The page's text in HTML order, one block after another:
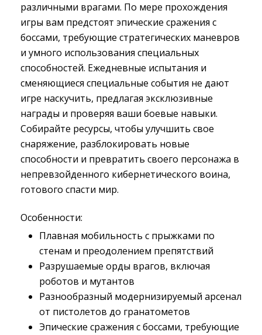
различными врагами. По мере прохождения
игры вам предстоят эпические сражения с
боссами, требующие стратегических маневров
и умного использования специальных
способностей. Ежедневные испытания и
сменяющиеся специальные события не дают
игре наскучить, предлагая эксклюзивные
награды и проверяя ваши боевые навыки.
Собирайте ресурсы, чтобы улучшить свое
снаряжение, разблокировать новые
способности и превратить своего персонажа в
непревзойденного кибернетического воина,
готового спасти мир.
Особенности:
Плавная мобильность с прыжками по
стенам и преодолением препятствий
Разрушаемые орды врагов, включая
роботов и мутантов
Разнообразный модернизируемый арсенал
от пистолетов до гранатометов
Эпические сражения с боссами, требующие